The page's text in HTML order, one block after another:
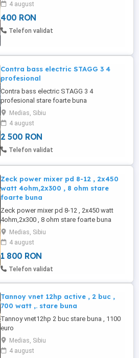
4 august
400 RON
Telefon validat
Contra bass electric STAGG 3 4
profesional
Contra bass electric STAGG 3 4
profesional stare foarte buna
Medias, Sibiu
4 august
2 500 RON
Telefon validat
Zeck power mixer pd 8-12 , 2x450
watt 4ohm,2x300 , 8 ohm stare
foarte buna
Zeck power mixer pd 8-12 , 2x450 watt
4ohm,2x300 , 8 ohm stare foarte buna
Medias, Sibiu
4 august
1 800 RON
Telefon validat
Tannoy vnet 12hp active , 2 buc ,
700 watt ,. stare buna
Tannoy vnet12hp 2 buc stare buna , 1100
euro
Medias, Sibiu
4 august